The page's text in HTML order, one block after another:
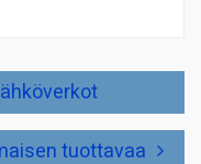
tuottavaa